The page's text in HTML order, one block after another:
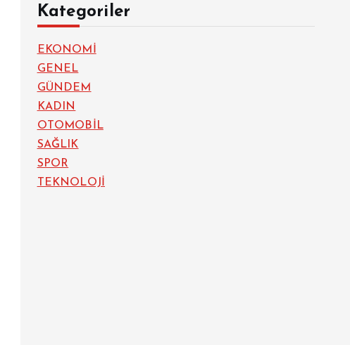
Kategoriler
EKONOMİ
GENEL
GÜNDEM
KADIN
OTOMOBİL
SAĞLIK
SPOR
TEKNOLOJİ